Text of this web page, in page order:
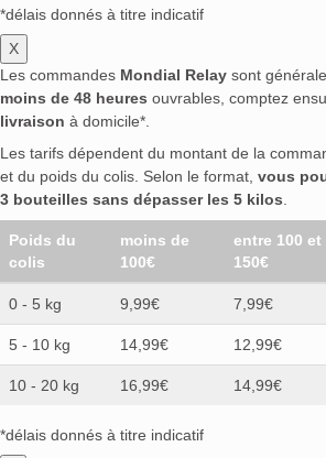
*délais donnés à titre indicatif
X
Les commandes Mondial Relay sont
moins de 48 heures ouvrables, comptez
livraison à domicile*.
Les tarifs dépendent du montant de la
et du poids du colis. Selon le format, vous
3 bouteilles sans dépasser les 5 kilos
Poids du
colis
moins de
100€
entre 100 et
150€
0 - 5 kg 9,99€ 7,99€
5 - 10 kg 14,99€ 12,99€
10 - 20 kg 16,99€ 14,99€
*délais donnés à titre indicatif